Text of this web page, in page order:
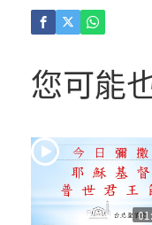
人相遇
(2)黃
越的
您可能